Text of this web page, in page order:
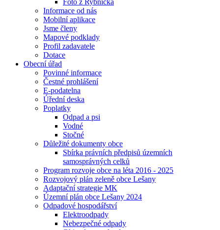
Foto z Rybníčka
Informace od nás
Mobilní aplikace
Jsme členy
Mapové podklady
Profil zadavatele
Dotace
Obecní úřad
Povinné informace
Čestné prohlášení
E-podatelna
Úřední deska
Poplatky
Odpad a psi
Vodné
Stočné
Důležité dokumenty obce
Sbírka právních předpisů územních
samosprávných celků
Program rozvoje obce na léta 2016 - 2025
Rozvojový plán zeleně obce Lešany
Adaptační strategie MK
Územní plán obce Lešany 2024
Odpadové hospodářství
Elektroodpady
Nebezpečné odpady